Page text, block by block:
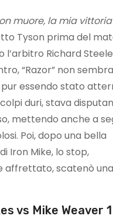
muore, la mia
Tyson prima del
l’arbitro Richard
“Razor” non
essendo stato
duri, stava
mettendo anche a
Poi, dopo una bella
Iron Mike, lo stop,
affrettato, scatenò
vs Mike Weaver 1